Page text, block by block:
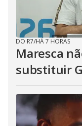
DO R7/HÁ 7 HORAS
Maresca
substituir